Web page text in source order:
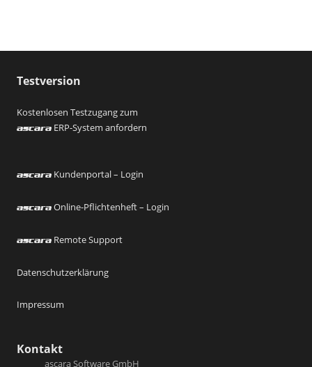
Testversion
Kostenlosen Testzugang zum
ascara ERP-System anfordern
ascara Kundenportal – Login
ascara Online-Pflichtenheft – Login
ascara Remote Support
Datenschutzerklärung
Impressum
Kontakt
ascara Software GmbH